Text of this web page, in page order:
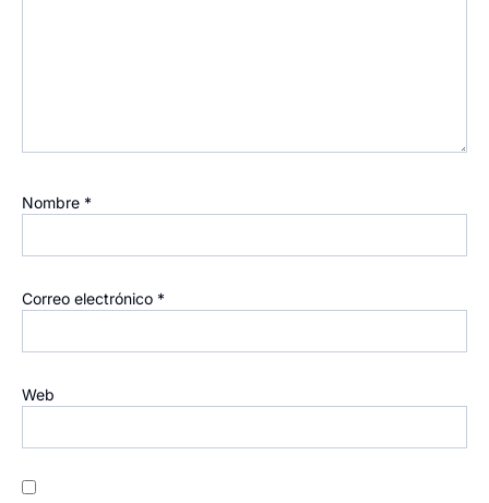
Nombre *
Correo electrónico *
Web